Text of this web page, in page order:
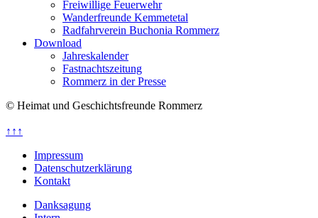
Freiwillige Feuerwehr
Wanderfreunde Kemmetetal
Radfahrverein Buchonia Rommerz
Download
Jahreskalender
Fastnachtszeitung
Rommerz in der Presse
© Heimat und Geschichtsfreunde Rommerz
↑↑↑
Impressum
Datenschutzerklärung
Kontakt
Danksagung